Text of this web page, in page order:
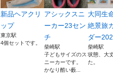
新品ヘアクリ
ップ
東京駅
4個セットです。
アシックスニ
ーカー23セン
チ
柴崎駅
子どもサイズのス
ニーカーです。
かなり酷い藪...
大同生
絶景旅
ダー
柴崎駅
状態、大
た。